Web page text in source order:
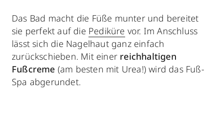
Das Bad macht die Füße munter und bereitet
sie perfekt auf die Pediküre vor. Im Anschluss
lässt sich die Nagelhaut ganz einfach
zurückschieben. Mit einer reichhaltigen
Fußcreme (am besten mit Urea!) wird das Fuß-
Spa abgerundet.